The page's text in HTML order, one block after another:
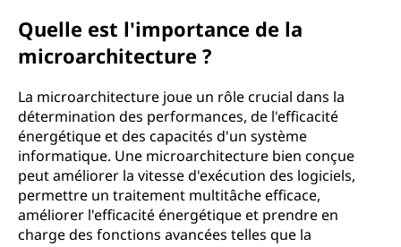
Quelle est l'importance de la
microarchitecture ?
La microarchitecture joue un rôle crucial dans la
détermination des performances, de l'efficacité
énergétique et des capacités d'un système
informatique. Une microarchitecture bien conçue
peut améliorer la vitesse d'exécution des logiciels,
permettre un traitement multitâche efficace,
améliorer l'efficacité énergétique et prendre en
charge des fonctions avancées telles que la